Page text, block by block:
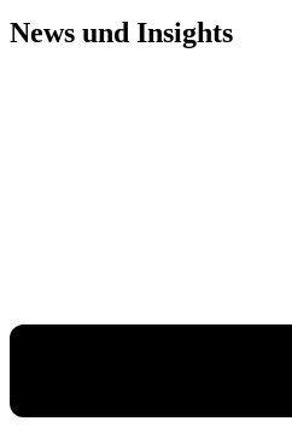
News und Insights